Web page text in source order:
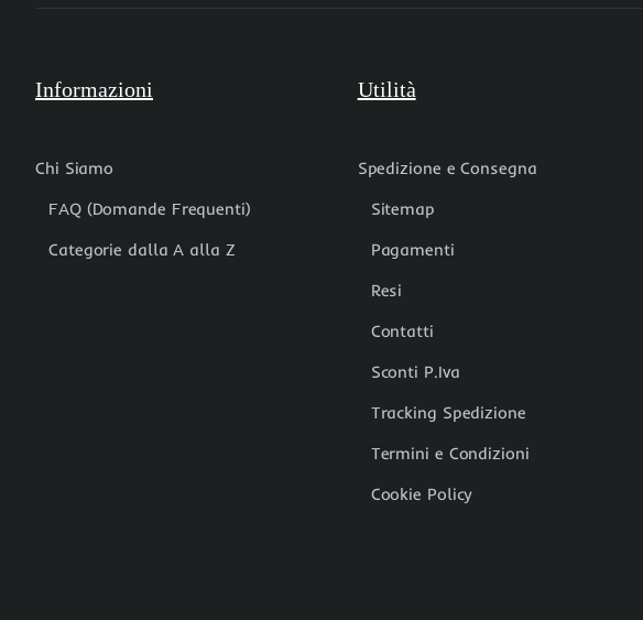
Informazioni
Chi Siamo
FAQ (Domande Frequenti)
Categorie dalla A alla Z
Utilità
Spedizione e Consegna
Sitemap
Pagamenti
Resi
Contatti
Sconti P.Iva
Tracking Spedizione
Termini e Condizioni
Cookie Policy